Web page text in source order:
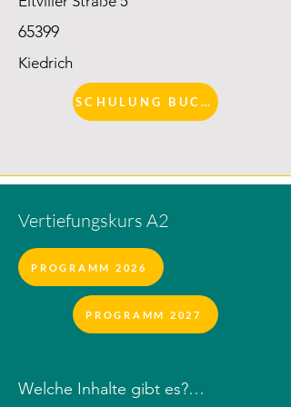
65399
Kiedrich
SCHULUNG BUCHEN
Vertiefungskurs A2
PROGRAMM 2026
PROGRAMM 2027
Welche Inhalte gibt es?